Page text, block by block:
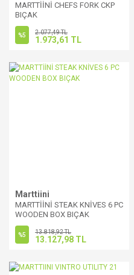
MARTTİİNİ CHEFS FORK CKP
BIÇAK
%5 2.077,49 TL
1.973,61 TL
Marttiini
MARTTİİNİ STEAK KNİVES 6 PC
WOODEN BOX BIÇAK
%5 13.818,92 TL
13.127,98 TL